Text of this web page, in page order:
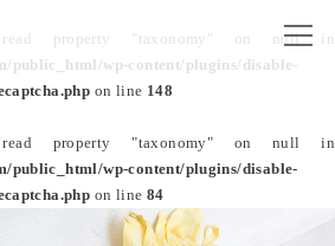
property "taxonomy" on null in
public_html/wp-content/plugins/disable-
on line 148
property "taxonomy" on null in
public_html/wp-content/plugins/disable-
on line 84